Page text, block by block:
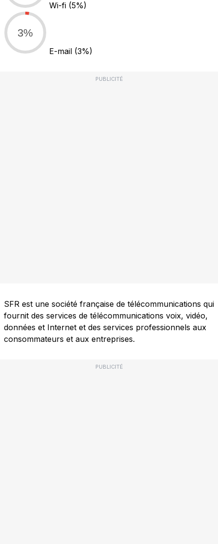
Wi-fi (5%)
3%
E-mail (3%)
PUBLICITÉ
SFR est une société française de télécommunications qui
fournit des services de télécommunications voix, vidéo,
données et Internet et des services professionnels aux
consommateurs et aux entreprises.
PUBLICITÉ